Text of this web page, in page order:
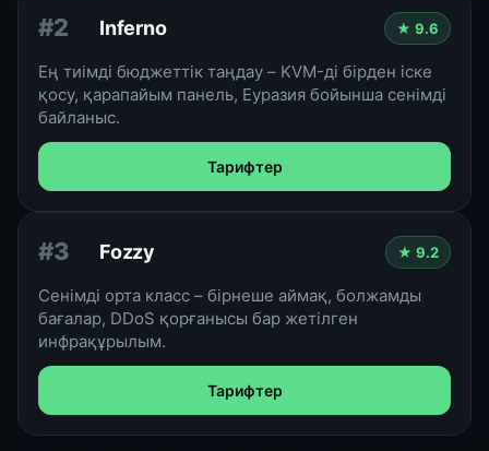
#2 Inferno ★ 9.6
Ең тиімді бюджеттік таңдау – KVM-ді бірден іске
қосу, қарапайым панель, Еуразия бойынша сенімді
байланыс.
Тарифтер
#3 Fozzy ★ 9.2
Сенімді орта класс – бірнеше аймақ, болжамды
бағалар, DDoS қорғанысы бар жетілген
инфрақұрылым.
Тарифтер